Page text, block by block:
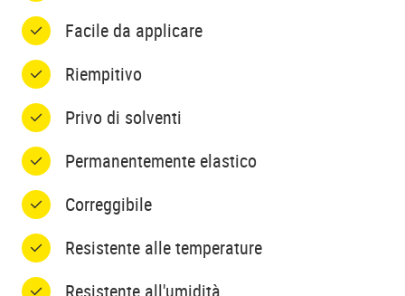
Facile da applicare
Riempitivo
Privo di solventi
Permanentemente elastico
Correggibile
Resistente alle temperature
Resistente all'umidità